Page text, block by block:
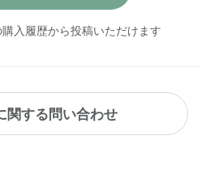
入履歴から投稿いただけます
関する問い合わせ